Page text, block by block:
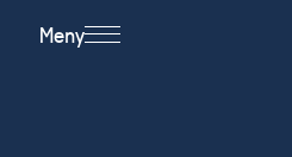
Meny